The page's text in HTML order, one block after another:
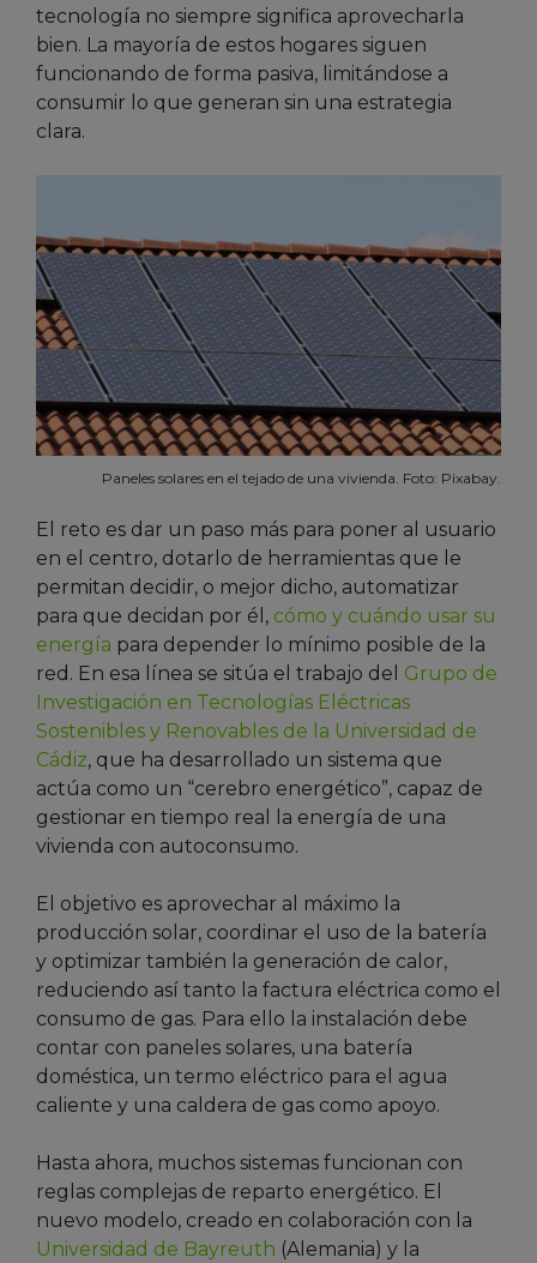
tecnología no siempre significa aprovecharla
bien. La mayoría de estos hogares siguen
funcionando de forma pasiva, limitándose a
consumir lo que generan sin una estrategia
clara.
Paneles solares en el tejado de una vivienda. Foto: Pixabay.
El reto es dar un paso más para poner al usuario
en el centro, dotarlo de herramientas que le
permitan decidir, o mejor dicho, automatizar
para que decidan por él, cómo y cuándo usar su
energía para depender lo mínimo posible de la
red. En esa línea se sitúa el trabajo del Grupo de
Investigación en Tecnologías Eléctricas
Sostenibles y Renovables de la Universidad de
Cádiz, que ha desarrollado un sistema que
actúa como un “cerebro energético”, capaz de
gestionar en tiempo real la energía de una
vivienda con autoconsumo.
El objetivo es aprovechar al máximo la
producción solar, coordinar el uso de la batería
y optimizar también la generación de calor,
reduciendo así tanto la factura eléctrica como el
consumo de gas. Para ello la instalación debe
contar con paneles solares, una batería
doméstica, un termo eléctrico para el agua
caliente y una caldera de gas como apoyo.
Hasta ahora, muchos sistemas funcionan con
reglas complejas de reparto energético. El
nuevo modelo, creado en colaboración con la
Universidad de Bayreuth (Alemania) y la